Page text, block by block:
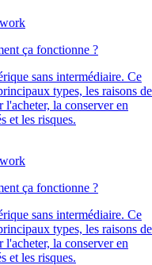
ça fonctionne ?
sans intermédiaire. Ce
types, les raisons de
l'acheter, la conserver en
et les risques.
ça fonctionne ?
sans intermédiaire. Ce
types, les raisons de
l'acheter, la conserver en
et les risques.